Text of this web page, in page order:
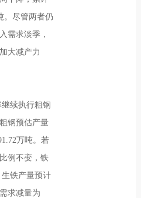
。尽管两者仍
需求淡季，
大减产力
续执行粗钢
钢预估产量
万吨。若
例不变，铁
铁产量预计
求减量为